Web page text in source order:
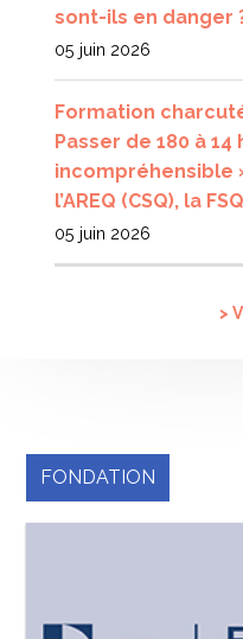
sont-ils en danger
05 juin 2026
Formation
Passer de 180 à
incompréhensible
l’AREQ (CSQ), la
05 juin 2026
>
FONDATION